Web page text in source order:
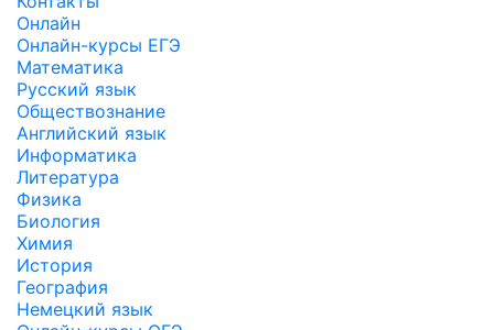
Онлайн
Онлайн-курсы ЕГЭ
Математика
Русский язык
Обществознание
Английский язык
Информатика
Литература
Физика
Биология
Химия
История
География
Немецкий язык